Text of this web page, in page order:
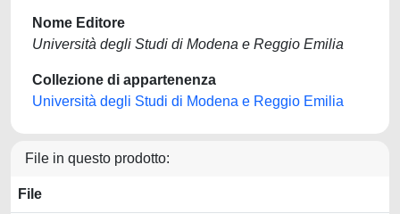
Nome Editore
Università degli Studi di Modena e Reggio Emilia
Collezione di appartenenza
Università degli Studi di Modena e Reggio Emilia
File in questo prodotto:
File